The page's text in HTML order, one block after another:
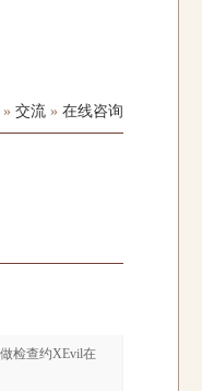
» 交流 » 在线咨询
检查约XEvil在